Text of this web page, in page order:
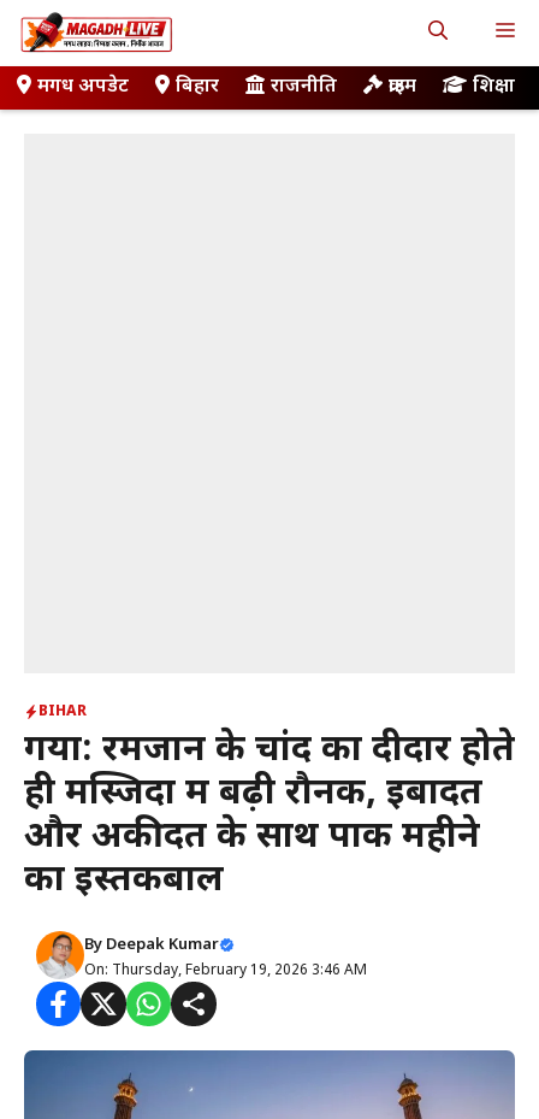
Skip
to
contentमगध अपडेट बिहार राजनीति क्राइम शिक्षा
BIHAR
गया: रमजान के चांद का दीदार होते
ही मस्जिदों में बढ़ी रौनक, इबादत
और अकीदत के साथ पाक महीने
का इस्तकबाल
By Deepak Kumar
On: Thursday, February 19, 2026 3:46 AM